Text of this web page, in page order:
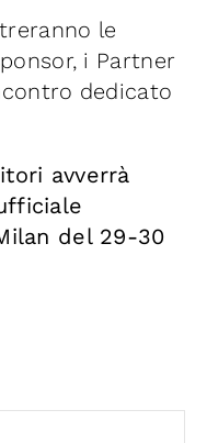
le
i Partner
dedicato
avverrà
del 29-30